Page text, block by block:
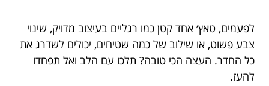
לפעמים, טאץ׳ אחד קטן כמו רגליים בעיצוב מדויק, שינוי
צבע פשוט, או שילוב של כמה שטיחים, יכולים לשדרג את
כל החדר. העצה הכי טובה? תלכו עם הלב ואל תפחדו
להעז.